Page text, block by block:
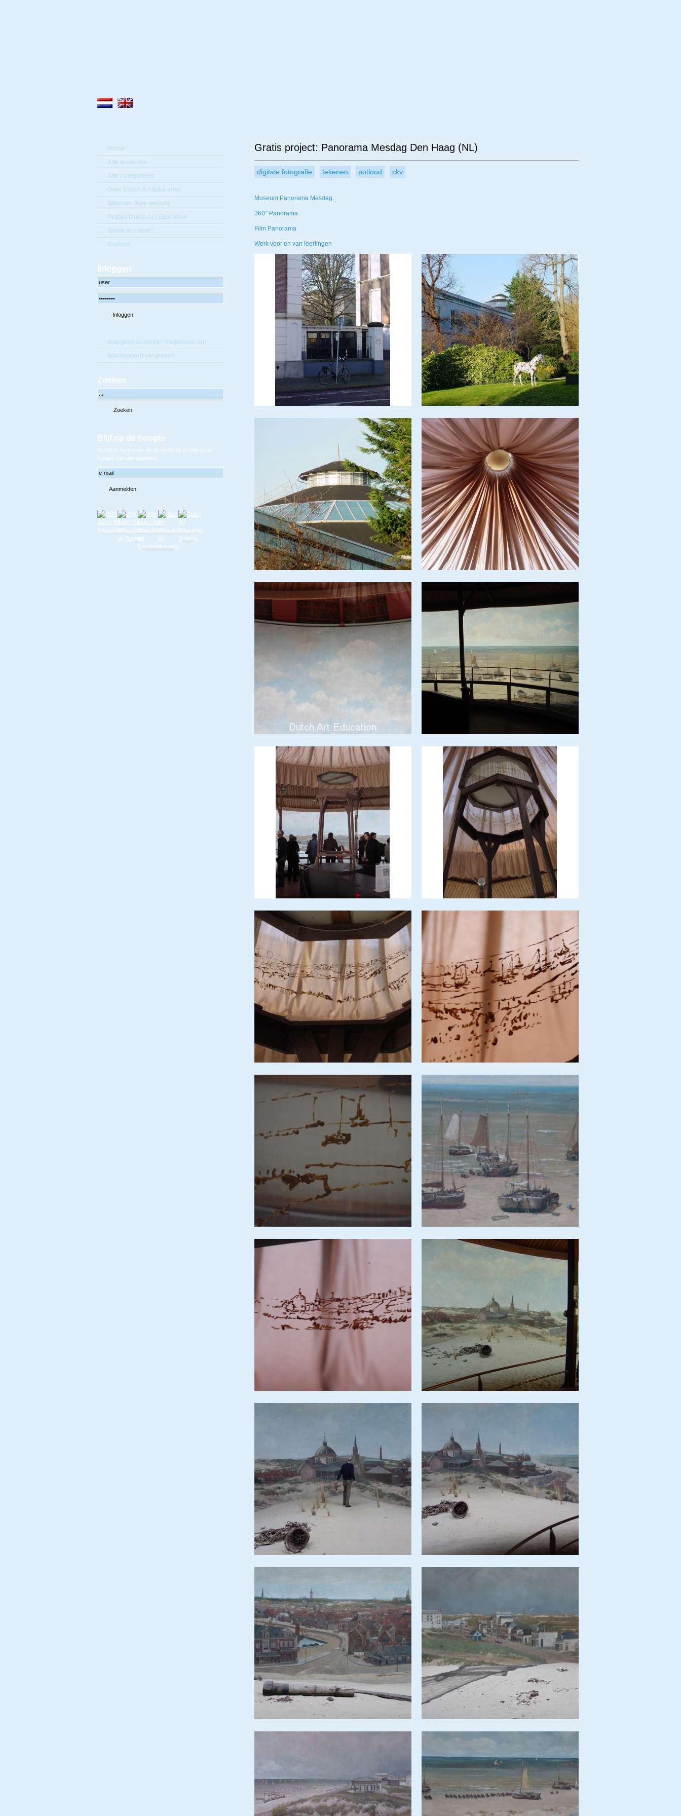
Home
Alle projecten
Alle categorieën
Over Dutch Art Education
Waarom deze website
Prijzen Dutch Art Education
Gratis account?
Contact
Inloggen
Nog geen account? Registreer nu!
Wachtwoord vergeten?
Zoeken
Blijf op de hoogte
Schrijf je nu in voor de nieuwsbrief en blijf op de
hoogte van alle updates!
Gratis project: Panorama Mesdag Den Haag (NL)
digitale fotografie tekenen potlood ckv
Museum Panorama Mesdag.
360° Panorama
Film Panorama
Werk voor en van leerlingen